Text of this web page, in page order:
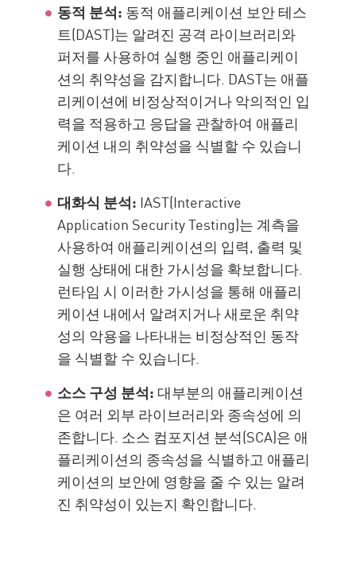
동적 분석: 동적 애플리케이션 보안 테스
트(DAST)는 알려진 공격 라이브러리와
퍼저를 사용하여 실행 중인 애플리케이
션의 취약성을 감지합니다. DAST는 애플
리케이션에 비정상적이거나 악의적인 입
력을 적용하고 응답을 관찰하여 애플리
케이션 내의 취약성을 식별할 수 있습니
다.
대화식 분석: IAST(Interactive
Application Security Testing)는 계측을
사용하여 애플리케이션의 입력, 출력 및
실행 상태에 대한 가시성을 확보합니다.
런타임 시 이러한 가시성을 통해 애플리
케이션 내에서 알려지거나 새로운 취약
성의 악용을 나타내는 비정상적인 동작
을 식별할 수 있습니다.
소스 구성 분석: 대부분의 애플리케이션
은 여러 외부 라이브러리와 종속성에 의
존합니다. 소스 컴포지션 분석(SCA)은 애
플리케이션의 종속성을 식별하고 애플리
케이션의 보안에 영향을 줄 수 있는 알려
진 취약성이 있는지 확인합니다.